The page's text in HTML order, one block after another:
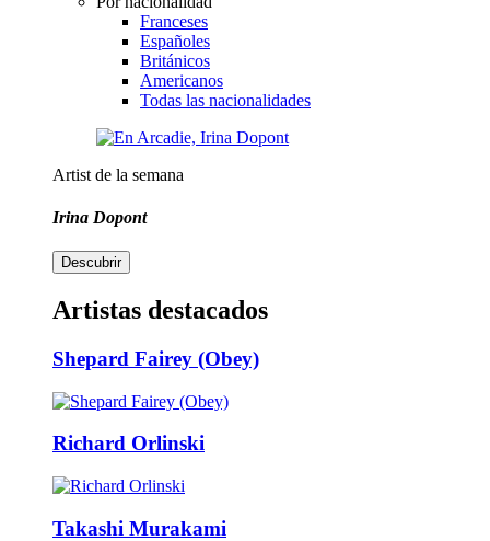
Franceses
Españoles
Británicos
Americanos
Todas las nacionalidades
Artist de la semana
Irina Dopont
Descubrir
Artistas destacados
Shepard Fairey (Obey)
Richard Orlinski
Takashi Murakami